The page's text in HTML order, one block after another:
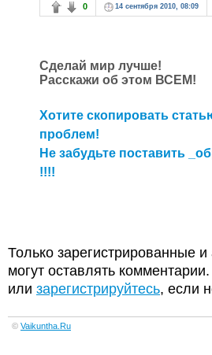
0 14 сентября 2010, 08:09
Сделай мир лучше!
Расскажи об этом ВСЕМ!
Хотите скопировать
проблем!
Не забудьте поставить
!!!!
Только зарегистрированные
могут оставлять комментарии.
или зарегистрируйтесь, если
© Vaikuntha.Ru